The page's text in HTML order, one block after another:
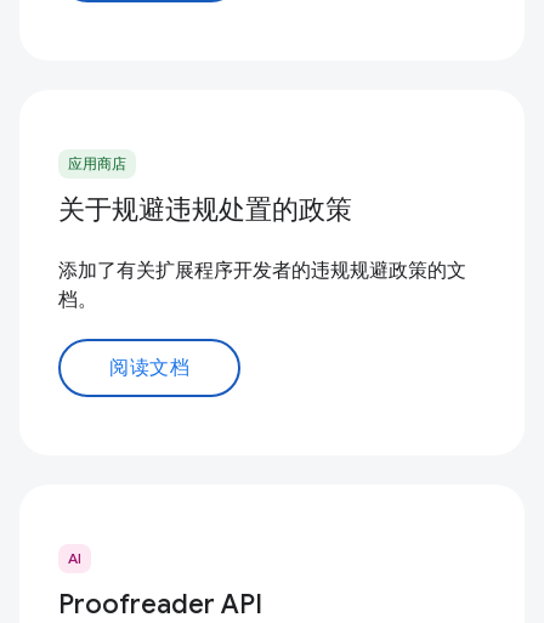
应用商店
关于规避违规处置的政策
添加了有关扩展程序开发者的违规规避政策的文
档。
阅读文档
AI
Proofreader API